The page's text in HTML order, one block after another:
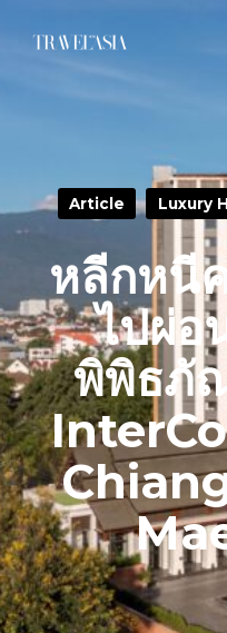
Article Luxury
หลีกหนี
ไปผ่อ
พิพิธภั